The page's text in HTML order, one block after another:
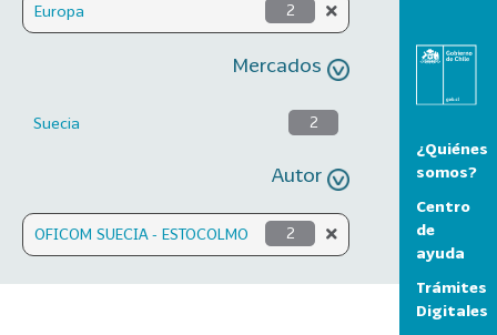
Europa 2
Mercados
Suecia 2
Autor
OFICOM SUECIA - ESTOCOLMO 2
¿Quiénes
somos?
Centro
de
ayuda
Trámites
Digitales